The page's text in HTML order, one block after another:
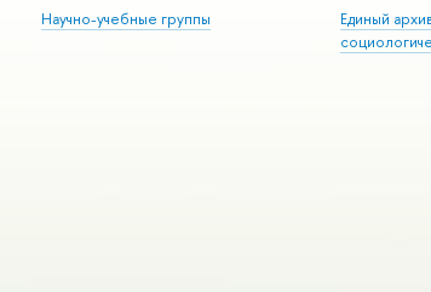
Научно-учебные группы
Единый